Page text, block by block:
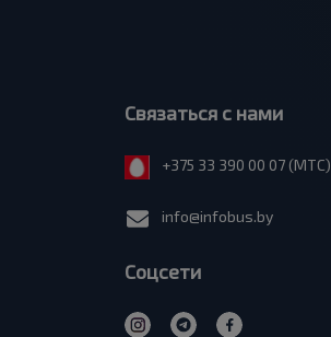
Связаться с нами
+375 33 390 00 07 (МТС)
info@infobus.by
Соцсети